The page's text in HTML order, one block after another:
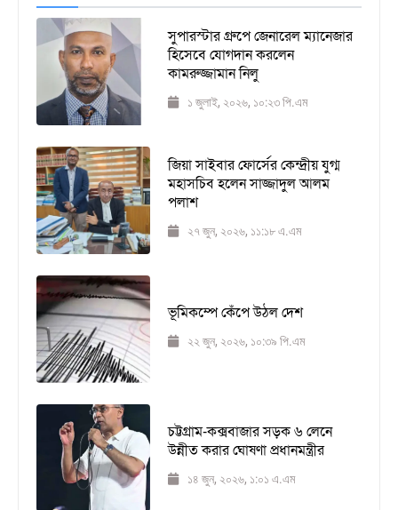
সুপারস্টার গ্রুপে জেনারেল ম্যানেজার
হিসেবে যোগদান করলেন
কামরুজ্জামান নিলু
১ জুলাই, ২০২৬, ১০:২৩ পি.এম
জিয়া সাইবার ফোর্সের কেন্দ্রীয় যুগ্ম
মহাসচিব হলেন সাজ্জাদুল আলম
পলাশ
২৭ জুন, ২০২৬, ১১:১৮ এ.এম
ভূমিকম্পে কেঁপে উঠল দেশ
২২ জুন, ২০২৬, ১০:৩৯ পি.এম
চট্টগ্রাম-কক্সবাজার সড়ক ৬ লেনে
উন্নীত করার ঘোষণা প্রধানমন্ত্রীর
১৪ জুন, ২০২৬, ১:০১ এ.এম